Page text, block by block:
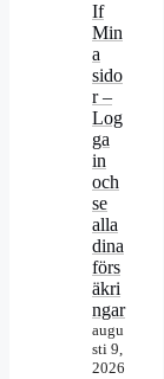
If
Min
a
sido
r –
Log
ga
in
och
se
alla
dina
förs
äkri
ngar
augu
sti 9,
2026